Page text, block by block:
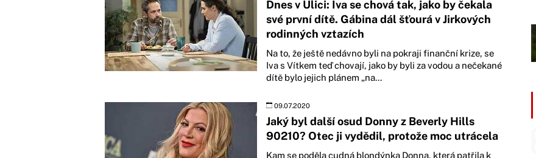
Dnes v Ulici: Iva se chová tak, jako by čekala
své první dítě. Gábina dál šťourá v Jirkových
rodinných vztazích
Na to, že ještě nedávno byli na pokraji finanční krize, se
Iva s Vítkem teď chovají, jako by byli za vodou a nečekané
dítě bylo jejich plánem „na...
09.07.2020
Jaký byl další osud Donny z Beverly Hills
90210? Otec ji vydědil, protože moc utrácela
Kam se poděla cudná blondýnka Donna, která patřila k